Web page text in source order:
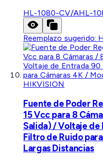
HL-1080-CV/AHL-
Reemplazo sugerido:
HIKVISION
Fuente de Poder
15 Vcc para 8
Salida) / Voltaje de
Filtro de Ruido
Largas Distancias